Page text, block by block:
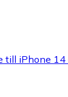
iPhone 14